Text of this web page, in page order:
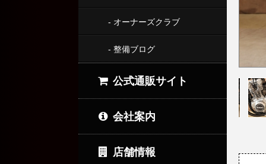
- オーナーズクラブ
- 整備ブログ
公式通販サイト
会社案内
店舗情報